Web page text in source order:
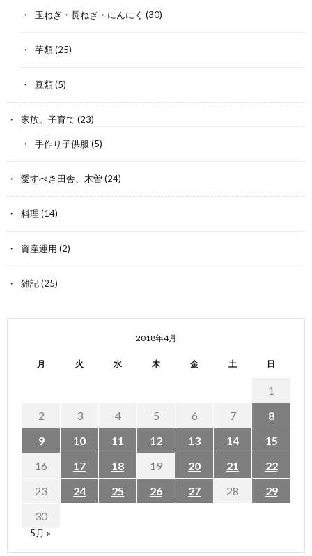
玉ねぎ・長ねぎ・にんにく (30)
芋類(25)
豆類(5)
家族、子育て (23)
手作り子供服 (5)
愛すべき田舎、木曽(24)
料理 (14)
資産運用 (2)
雑記(25)
2018年4月
月 火 水 木 金 土 日
1
2
3 4 5 6 7
8
9
10 11 12 13 14
15
16
17 18 19 20 21
22
23
24 25 26 27 28
29
30
5月 »